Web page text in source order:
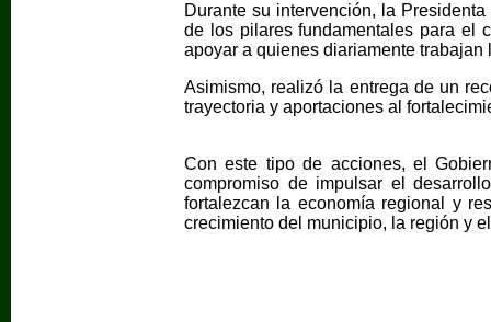
Durante su intervención, la
de los pilares fundamentales para el
apoyar a quienes diariamente
Asimismo, realizó la entrega de un
trayectoria y aportaciones al
Con este tipo de acciones, el
compromiso de impulsar el
fortalezcan la economía regional y
crecimiento del municipio, la región y